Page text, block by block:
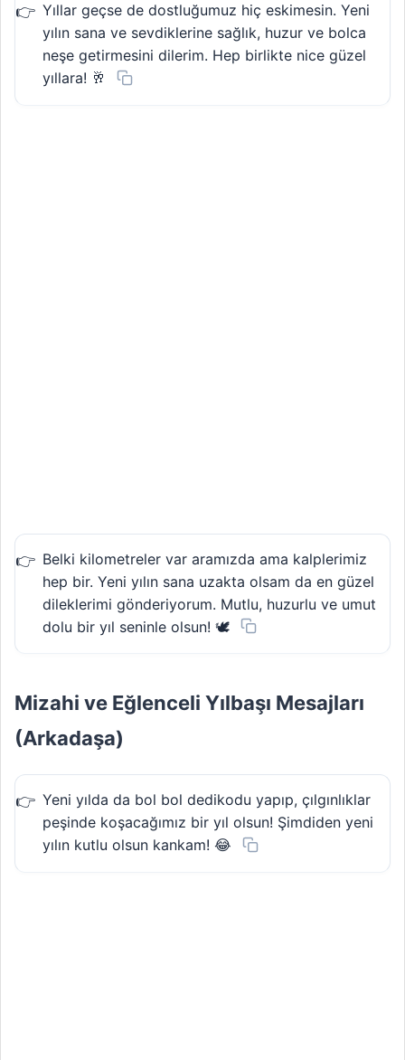
Yıllar geçse de dostluğumuz hiç eskimesin. Yeni
yılın sana ve sevdiklerine sağlık, huzur ve bolca
neşe getirmesini dilerim. Hep birlikte nice güzel
yıllara! 🥂
Belki kilometreler var aramızda ama kalplerimiz
hep bir. Yeni yılın sana uzakta olsam da en güzel
dileklerimi gönderiyorum. Mutlu, huzurlu ve umut
dolu bir yıl seninle olsun! 🕊️
Mizahi ve Eğlenceli Yılbaşı Mesajları
(Arkadaşa)
Yeni yılda da bol bol dedikodu yapıp, çılgınlıklar
peşinde koşacağımız bir yıl olsun! Şimdiden yeni
yılın kutlu olsun kankam! 😂